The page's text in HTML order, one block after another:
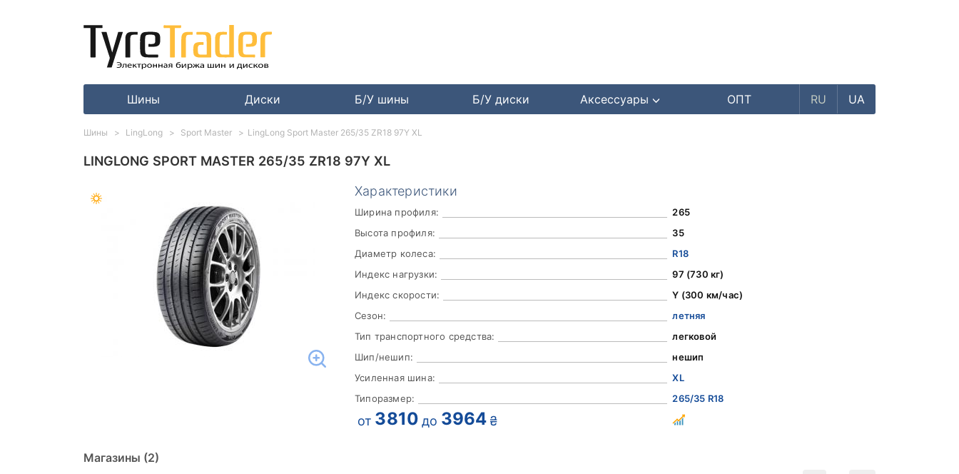
Шины Диски Б/У шины Б/У диски Аксессуары ОПТ RU UA
LINGLONG SPORT MASTER 265/35 ZR18 97Y XL
Характеристики
Ширина профиля:
265
Высота профиля:
35
Диаметр колеса:
R18
Индекс нагрузки:
97 (730 кг)
Индекс скорости:
Y (300 км/час)
Сезон:
летняя
Тип транспортного средства:
легковой
Шип/нешип:
нешип
Усиленная шина:
XL
Типоразмер:
265/35 R18
от 3810 до 3964 ₴
Магазины (2)
Шины LingLong Sport Master LingLong Sport Master 265/35 ZR18 97Y XL